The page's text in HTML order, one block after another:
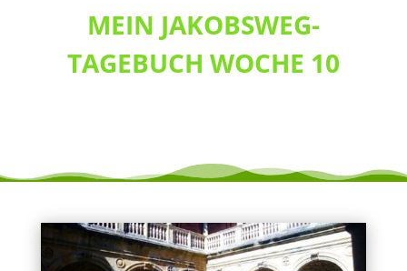
MEIN JAKOBSWEG-
TAGEBUCH WOCHE 10